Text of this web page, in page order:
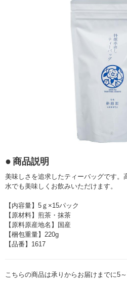
商品説明
美味しさを追求したティーバッグです。
水でも美味しくお飲みいただけます。
【内容量】5ｇ×15パック
【原材料】煎茶・抹茶
【原料原産地名】国産
【梱包重量】220g
【品番】1617
こちらの商品は承りからお届けまでに5～